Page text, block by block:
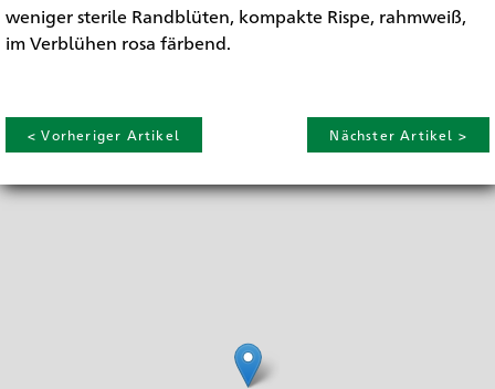
weniger sterile Randblüten, kompakte Rispe, rahmweiß,
im Verblühen rosa färbend.
< Vorheriger Artikel Nächster Artikel >